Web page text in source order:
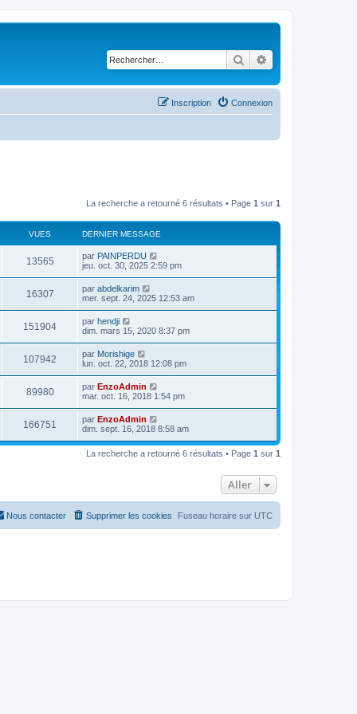
Rechercher
Connexion
Inscription
La recherche a retourné 6 résultats • Page 1 sur 1
VUES DERNIER MESSAGE
13565V
u
s
D
e
i
e
r
m
e
s
s
a
g
e
par PAINPERDU
jeu. oct. 30, 2025 2:59 pm
16307V
u
s
D
e
i
e
r
m
e
s
s
a
g
e
par abdelkarim
mer. sept. 24, 2025 12:53 am
151904V
u
D
e
i
e
r
m
e
s
s
a
g
e
par hendji
dim. mars 15, 2020 8:37 pm
107942
u
D
e
i
e
r
m
e
s
s
par Morishige
lun. oct. 22, 2018 12:08 pm
89980V
u
D
e
i
e
r
m
g
e
par EnzoAdmin
mar. oct. 16, 2018 1:54 pm
166751
u
D
e
n
s
s
par EnzoAdmin
dim. sept. 16, 2018 8:58 am
La recherche a retourné 6 résultats • Page 1 sur 1
Aller
Fuseau horaire sur UTC
Supprimer les cookies
Nous contacter